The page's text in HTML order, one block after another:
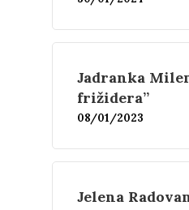
Jadranka
frižidera”
08/01/2023
Jelena